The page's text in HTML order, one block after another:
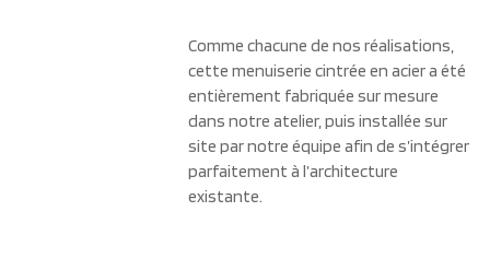
Comme chacune de nos réalisations,
cette menuiserie cintrée en acier a été
entièrement fabriquée sur mesure
dans notre atelier, puis installée sur
site par notre équipe afin de s’intégrer
parfaitement à l’architecture
existante.